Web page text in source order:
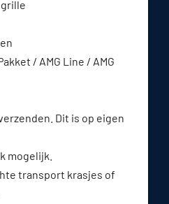
/ AMG Line / AMG
Dit is op eigen
mogelijk.
transport krasjes of